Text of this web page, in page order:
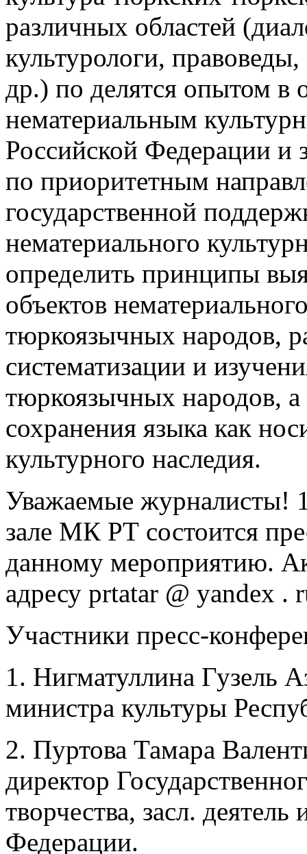
различных областей
культурологи,
др.) по делятся опытом в
нематериальным
Российской Федерации и
по приоритетным
государственной
нематериального
определить принципы
объектов
тюркоязычных народов,
систематизации и
тюркоязычных народов,
сохранения языка как
культурного наследия.
Уважаемые журналисты!
зале МК РТ состоится
данному мероприятию.
адресу prtatar @ yandex .
Участники пресс-
1. Нигматуллина Гузель
министра культуры
2. Пуртова Тамара
директор
творчества, засл. деятель
Федерации.